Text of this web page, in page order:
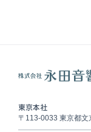
東京本社
〒113-0033 東京都